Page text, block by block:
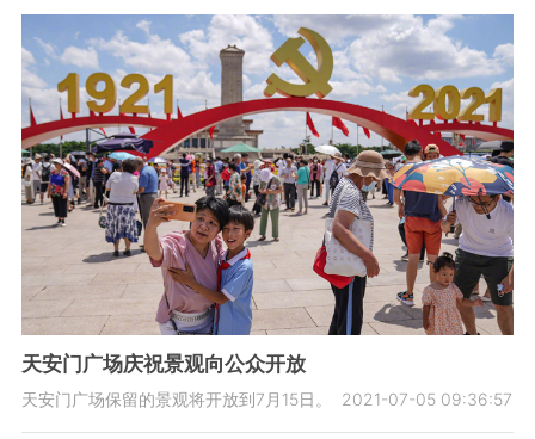
天安门广场庆祝景观向公众开放
天安门广场保留的景观将开放到7月15日。 2021-07-05 09:36:57